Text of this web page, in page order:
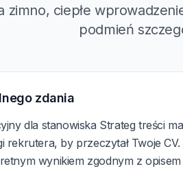
zimno, ciepłe
podmień
zdania
dla stanowiska Strateg treści ma
rekrutera, by przeczytał Twoje
wynikiem zgodnym z opisem